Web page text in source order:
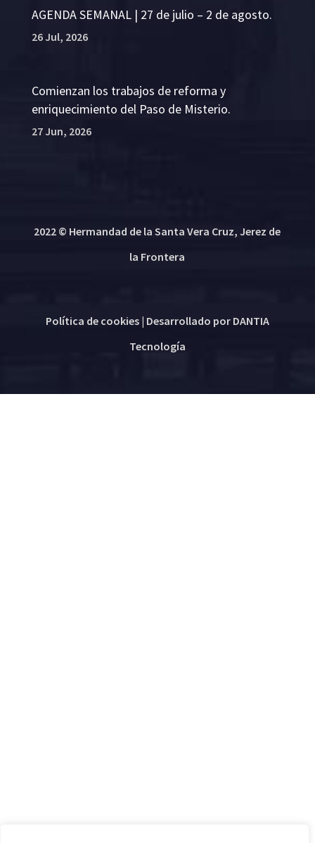
AGENDA SEMANAL | 27 de julio – 2 de agosto.
26 Jul, 2026
Comienzan los trabajos de reforma y
enriquecimiento del Paso de Misterio.
27 Jun, 2026
2022 © Hermandad de la Santa Vera Cruz, Jerez de
la Frontera
Política de cookies| Desarrollado por DANTIA
Tecnología